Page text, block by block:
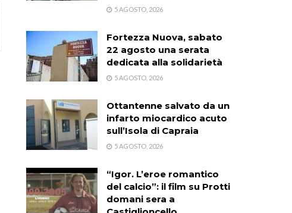
5 AGOSTO, 2026
Fortezza Nuova, sabato
22 agosto una serata
dedicata alla solidarietà
5 AGOSTO, 2026
Ottantenne salvato da un
infarto miocardico acuto
sull’Isola di Capraia
5 AGOSTO, 2026
“Igor. L’eroe romantico
del calcio”: il film su Protti
domani sera a